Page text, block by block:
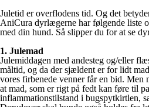
Juletid er overflodens tid. Og det
AniCura dyrlægerne har følgende liste
med din hund. Så slipper du for at se
1. Julemad
Julemiddagen med andesteg og/eller
måltid, og da der sjældent er for lidt
vores firbenede venner får en bid.
at mad, som er rigt på fedt kan føre til
inflammationstilstand i bugspytkirtlen,